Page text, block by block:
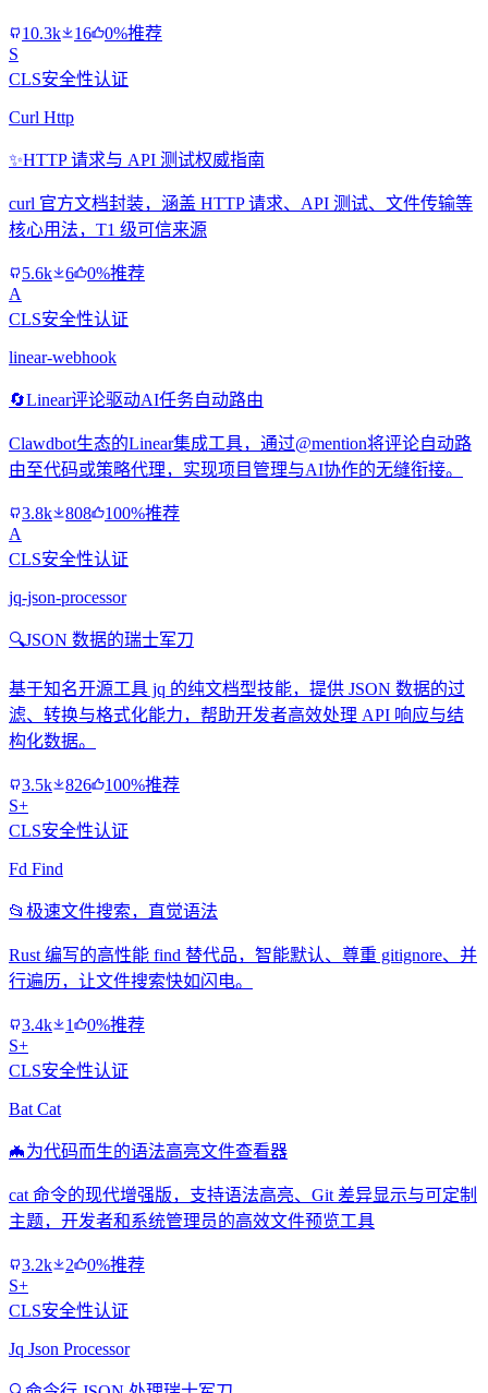
10.3k 16
0%推荐
S
CLS安全性认证
Curl Http
✨HTTP 请求与 API 测试权威指南
curl 官方文档封装，涵盖 HTTP 请求、API 测试、文件传输等
核心用法，T1 级可信来源
5.6k 6
0%推荐
A
CLS安全性认证
linear-webhook
🔄Linear评论驱动AI任务自动路由
Clawdbot生态的Linear集成工具，通过@mention将评论自动路
由至代码或策略代理，实现项目管理与AI协作的无缝衔接。
3.8k 808
100%推荐
A
CLS安全性认证
jq-json-processor
🔍JSON 数据的瑞士军刀
基于知名开源工具 jq 的纯文档型技能，提供 JSON 数据的过
滤、转换与格式化能力，帮助开发者高效处理 API 响应与结
构化数据。
3.5k 826
100%推荐
S+
CLS安全性认证
Fd Find
📂 极速文件搜索，直觉语法
Rust 编写的高性能 find 替代品，智能默认、尊重 gitignore、并
行遍历，让文件搜索快如闪电。
3.4k 1
0%推荐
S+
CLS安全性认证
Bat Cat
🦇为代码而生的语法高亮文件查看器
cat 命令的现代增强版，支持语法高亮、Git 差异显示与可定制
主题，开发者和系统管理员的高效文件预览工具
3.2k 2
0%推荐
S+
CLS安全性认证
Jq Json Processor